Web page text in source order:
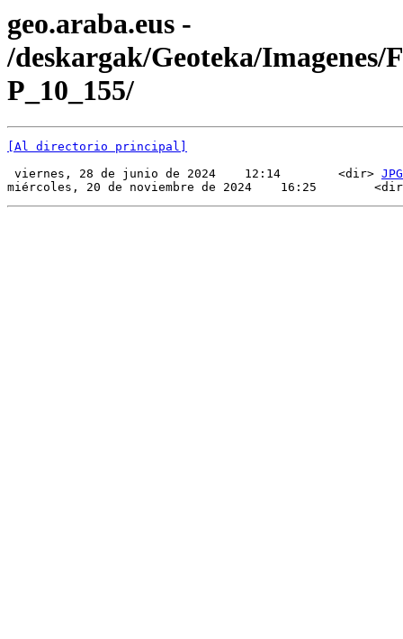
geo.araba.eus -
/deskargak/Geoteka/Imagenes/
P_10_155/
[Al directorio principal]
viernes, 28 de junio de 2024    12:14        <dir> JPG
miércoles, 20 de noviembre de 2024    16:25